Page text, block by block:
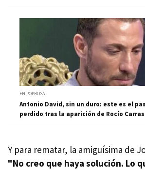
EN POPROSA
Antonio David, sin un duro: este es el
perdido tras la aparición de Rocío
Y para rematar, la amiguísima de
"No creo que haya solución. Lo